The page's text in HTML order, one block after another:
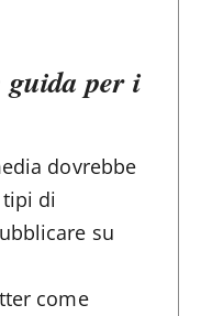
per i
dovrebbe
di
su
come